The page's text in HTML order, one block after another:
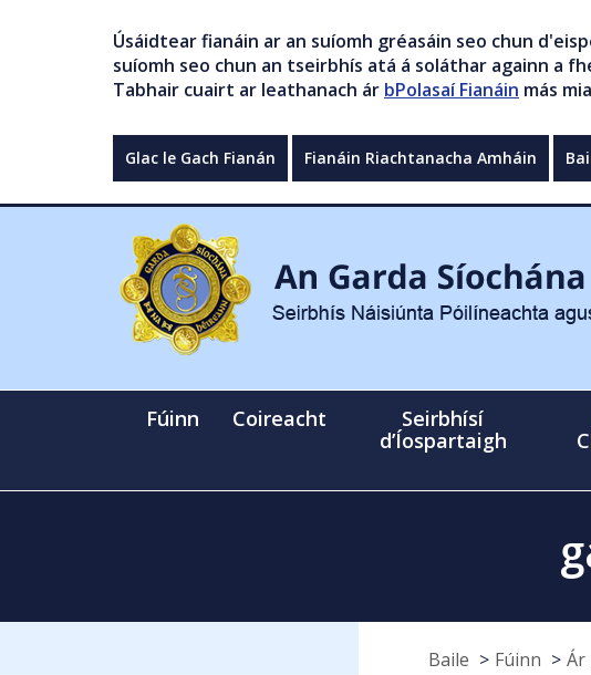
Úsáidtear fianáin ar an suíomh gréasáin seo chun
suíomh seo chun an tseirbhís atá á soláthar againn a
Tabhair cuairt ar leathanach ár bPolasaí Fianáin más
Glac le Gach Fianán Fianáin Riachtanacha Amháin
Fúinn Coireacht
Seirbhísí
d’Íospartaigh
Baile Fúinn Ár